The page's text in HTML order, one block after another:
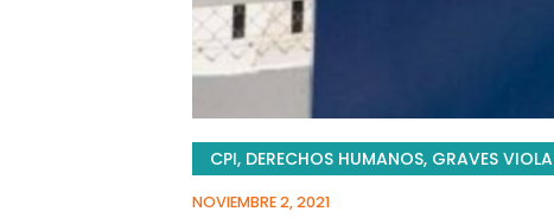
CPI, DERECHOS HUMANOS, GRAVES
NOVIEMBRE 2, 2021